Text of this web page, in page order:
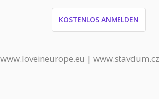
KOSTENLOS ANMELDEN
www.loveineurope.eu | www.stavdum.cz